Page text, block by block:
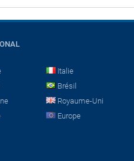
Italie
Brésil
Royaume-Uni
Europe